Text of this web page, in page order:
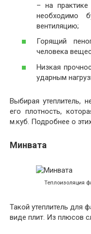
– на
необходимо
вентиляцию;
Горящий
человека
Низкая
ударным
Выбирая утеплитель,
его плотность,
м.куб. Подробнее о
Минвата
Теплоизоляция
Такой утеплитель для
виде плит. Из плюсов